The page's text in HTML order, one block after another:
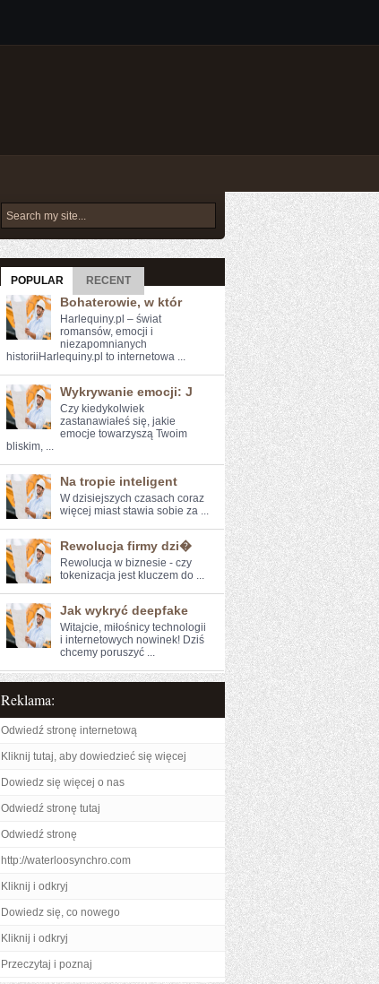
POPULAR RECENT
Bohaterowie, w któr
Harlequiny.pl – świat
romansów, emocji i
niezapomnianych
historiiHarlequiny.pl to internetowa ...
Wykrywanie emocji: J
Czy kiedykolwiek
zastanawiałeś się, jakie
emocje towarzyszą Twoim
bliskim, ...
Na tropie inteligent
W dzisiejszych czasach coraz⁤
więcej miast stawia sobie⁣ za ...
Rewolucja firmy dzi�
Rewolucja w biznesie - czy
tokenizacja jest kluczem do‍ ...
Jak wykryć deepfake
Witajcie, miłośnicy technologii
i internetowych nowinek! Dziś
chcemy ​poruszyć ...
Reklama:
Odwiedź stronę internetową
Kliknij tutaj, aby dowiedzieć się więcej
Dowiedz się więcej o nas
Odwiedź stronę tutaj
Odwiedź stronę
http://waterloosynchro.com
Kliknij i odkryj
Dowiedz się, co nowego
Kliknij i odkryj
Przeczytaj i poznaj